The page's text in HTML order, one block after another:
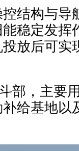
结构与导
稳定发挥
放后可实
部，主要
给基地以